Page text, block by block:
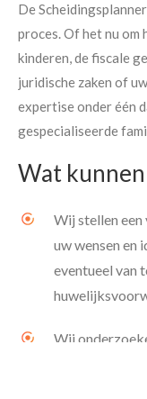
De
proces. Of het nu om
kinderen, de fiscale
juridische zaken of
expertise onder één
gespecialiseerde
Wat
Wij stellen een
uw wensen en
eventueel van
Wij